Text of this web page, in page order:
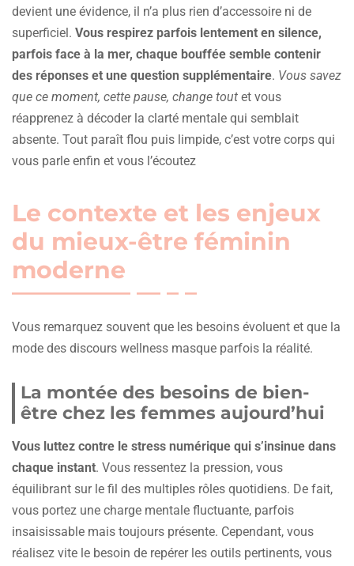
devient une évidence, il n’a plus rien d’accessoire ni de
superficiel. Vous respirez parfois lentement en silence,
parfois face à la mer, chaque bouffée semble contenir
des réponses et une question supplémentaire. Vous savez
que ce moment, cette pause, change tout et vous
réapprenez à décoder la clarté mentale qui semblait
absente. Tout paraît flou puis limpide, c’est votre corps qui
vous parle enfin et vous l’écoutez
Le contexte et les enjeux
du mieux-être féminin
moderne
Vous remarquez souvent que les besoins évoluent et que la
mode des discours wellness masque parfois la réalité.
La montée des besoins de bien-
être chez les femmes aujourd’hui
Vous luttez contre le stress numérique qui s’insinue dans
chaque instant. Vous ressentez la pression, vous
équilibrant sur le fil des multiples rôles quotidiens. De fait,
vous portez une charge mentale fluctuante, parfois
insaisissable mais toujours présente. Cependant, vous
réalisez vite le besoin de repérer les outils pertinents, vous